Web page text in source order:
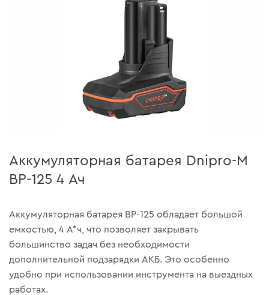
Аккумуляторная батарея Dnipro-M
BP-125 4 Ач
Аккумуляторная батарея BP-125 обладает большой
емкостью, 4 А*ч, что позволяет закрывать
большинство задач без необходимости
дополнительной подзарядки АКБ. Это особенно
удобно при использовании инструмента на выездных
работах.